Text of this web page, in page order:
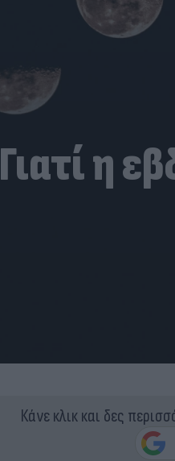
Γιατί η
Κάνε κλικ και δες